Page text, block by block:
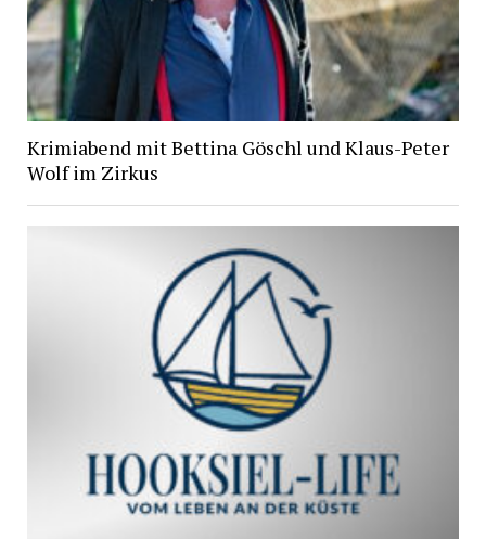
Krimiabend mit Bettina Göschl und Klaus-Peter
Wolf im Zirkus